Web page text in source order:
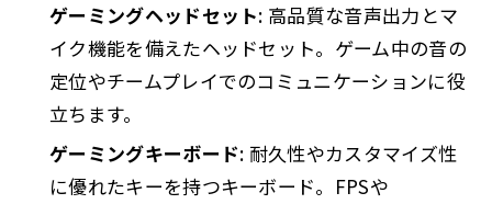
ゲーミングヘッドセット: 高品質な音声出力とマ
イク機能を備えたヘッドセット。ゲーム中の音の
定位やチームプレイでのコミュニケーションに役
立ちます。
ゲーミングキーボード: 耐久性やカスタマイズ性
に優れたキーを持つキーボード。FPSや